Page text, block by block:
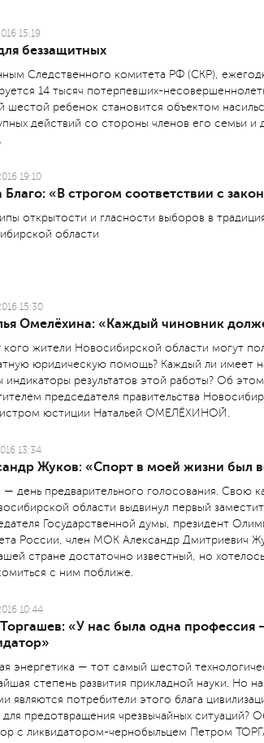
15:19
беззащитных
Следственного комитета РФ (СКР),
14 тысяч потерпевших-
шестой ребенок становится объектом
действий со стороны членов его семьи и
19:10
Благо: «В строгом соответствии с
открытости и гласности выборов в
области
15:30
Омелёхина: «Каждый чиновник
кого жители Новосибирской области могут
юридическую помощь? Каждый ли имеет
индикаторы результатов этой работы? Об
председателя правительства
юстиции Натальей ОМЕЛЁХИНОЙ.
13:34
Жуков: «Спорт в моей жизни был
— день предварительного голосования. Свою
области выдвинул первый
Государственной думы, президент
России, член МОК Александр Дмитри­евич
стране достаточно известный, но
с ним поближе.
10:44
«У нас была одна профессия
энергетика — тот самый шестой
степень развития прикладной науки. Но
являются потребители этого блага
для предотвращения чрезвычайных ситуаций?
с ликвидатором-чернобыльцем Петром